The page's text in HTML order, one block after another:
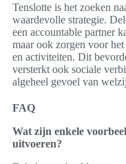
Tenslotte is het zoeken
waardevolle strategie.
een accountable partner
maar ook zorgen voor
en activiteiten. Dit
versterkt ook sociale
algeheel gevoel van
FAQ
Wat zijn enkele
uitvoeren?